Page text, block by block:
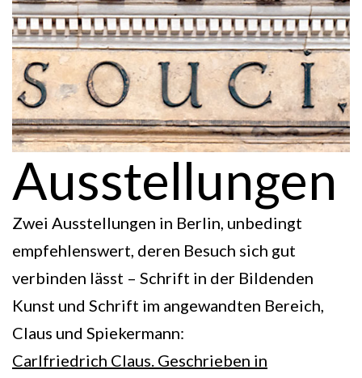
Ausstellungen
Zwei Ausstellungen in Berlin, unbedingt
empfehlenswert, deren Besuch sich gut
verbinden lässt – Schrift in der Bildenden
Kunst und Schrift im angewandten Bereich,
Claus und Spiekermann:
Carlfriedrich Claus. Geschrieben in